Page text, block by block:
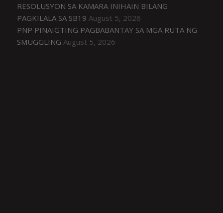
RESOLUSYON SA KAMARA INIHAIN BILANG
PAGKILALA SA SB19 August 5, 2026
PNP PINAIGTING PAGBABANTAY SA MGA RUTA NG
SMUGGLING August 5, 2026